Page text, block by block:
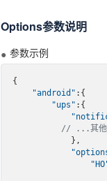
Options参数说明
参数示例
{
"android" :{
"ups" :{
// ...其他